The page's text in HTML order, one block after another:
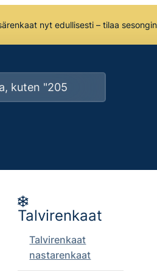
nyt edullisesti – tilaa
Talvirenkaat
Talvirenkaat
nastarenkaat